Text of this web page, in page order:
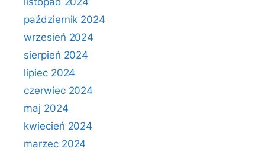
październik 2024
wrzesień 2024
sierpień 2024
lipiec 2024
czerwiec 2024
maj 2024
kwiecień 2024
marzec 2024